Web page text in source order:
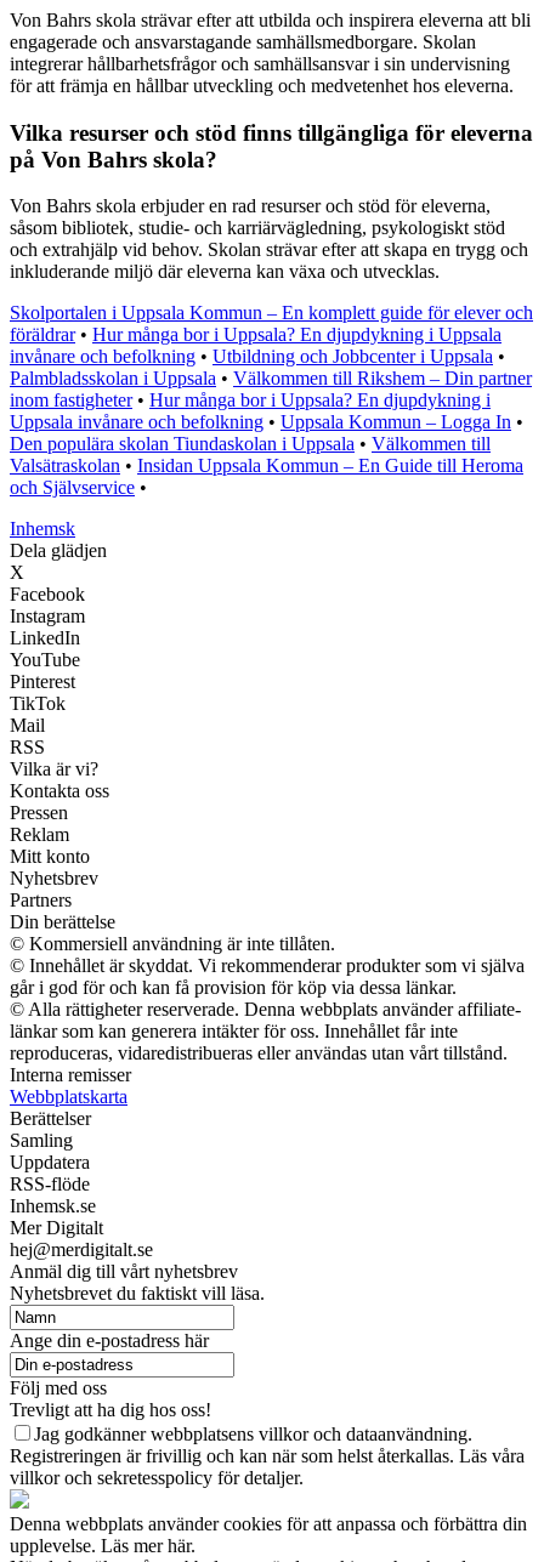
Von Bahrs skola strävar efter att utbilda och inspirera eleverna att bli
engagerade och ansvarstagande samhällsmedborgare. Skolan
integrerar hållbarhetsfrågor och samhällsansvar i sin undervisning
för att främja en hållbar utveckling och medvetenhet hos eleverna.
Vilka resurser och stöd finns tillgängliga för eleverna
på Von Bahrs skola?
Von Bahrs skola erbjuder en rad resurser och stöd för eleverna,
såsom bibliotek, studie- och karriärvägledning, psykologiskt stöd
och extrahjälp vid behov. Skolan strävar efter att skapa en trygg och
inkluderande miljö där eleverna kan växa och utvecklas.
Skolportalen i Uppsala Kommun – En komplett guide för elever och
föräldrar• Hur många bor i Uppsala? En djupdykning i Uppsala
invånare och befolkning • Utbildning och Jobbcenter i Uppsala •
Palmbladsskolan i Uppsala • Välkommen till Rikshem – Din partner
inom fastigheter• Hur många bor i Uppsala? En djupdykning i
Uppsala invånare och befolkning • Uppsala Kommun – Logga In •
Den populära skolan Tiundaskolan i Uppsala • Välkommen till
Valsätraskolan • Insidan Uppsala Kommun – En Guide till Heroma
och Självservice •
Inhemsk
Dela glädjen
X
Facebook
Instagram
LinkedIn
YouTube
Pinterest
TikTok
Mail
RSS
Vilka är vi?
Kontakta oss
Pressen
Reklam
Mitt konto
Nyhetsbrev
Partners
Din berättelse
© Kommersiell användning är inte tillåten.
© Innehållet är skyddat. Vi rekommenderar produkter som vi själva
går i god för och kan få provision för köp via dessa länkar.
© Alla rättigheter reserverade. Denna webbplats använder affiliate-
länkar som kan generera intäkter för oss. Innehållet får inte
reproduceras, vidaredistribueras eller användas utan vårt tillstånd.
Interna remisser
Webbplatskarta
Berättelser
Samling
Uppdatera
RSS-flöde
Inhemsk.se
Mer Digitalt
hej@merdigitalt.se
Anmäl dig till vårt nyhetsbrev
Nyhetsbrevet du faktiskt vill läsa.
Ange din e-postadress här
Följ med oss
Trevligt att ha dig hos oss!
Jag godkänner webbplatsens villkor och dataanvändning.
Registreringen är frivillig och kan när som helst återkallas. Läs våra
villkor och sekretesspolicy för detaljer.
Denna webbplats använder cookies för att anpassa och förbättra din
upplevelse. Läs mer här.